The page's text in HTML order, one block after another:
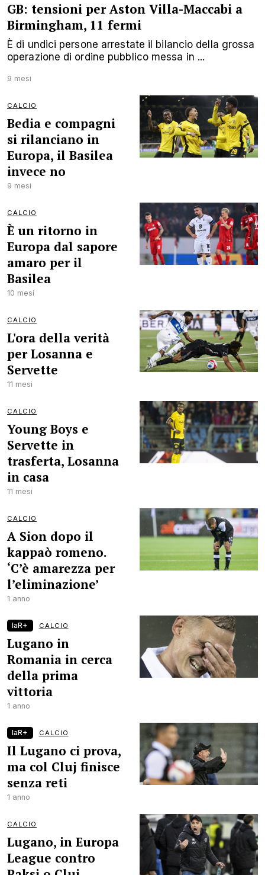
GB: tensioni per Aston Villa-Maccabi a
Birmingham, 11 fermi
È di undici persone arrestate il bilancio della grossa
operazione di ordine pubblico messa in ...
9 mesi
CALCIO
Bedia e compagni
si rilanciano in
Europa, il Basilea
invece no
9 mesi
CALCIO
È un ritorno in
Europa dal sapore
amaro per il
Basilea
10 mesi
CALCIO
L'ora della verità
per Losanna e
Servette
11 mesi
CALCIO
Young Boys e
Servette in
trasferta, Losanna
in casa
11 mesi
CALCIO
A Sion dopo il
kappaò romeno.
‘C’è amarezza per
l’eliminazione’
1 anno
laR+ CALCIO
Lugano in
Romania in cerca
della prima
vittoria
1 anno
laR+ CALCIO
Il Lugano ci prova,
ma col Cluj finisce
senza reti
1 anno
CALCIO
Lugano, in Europa
League contro